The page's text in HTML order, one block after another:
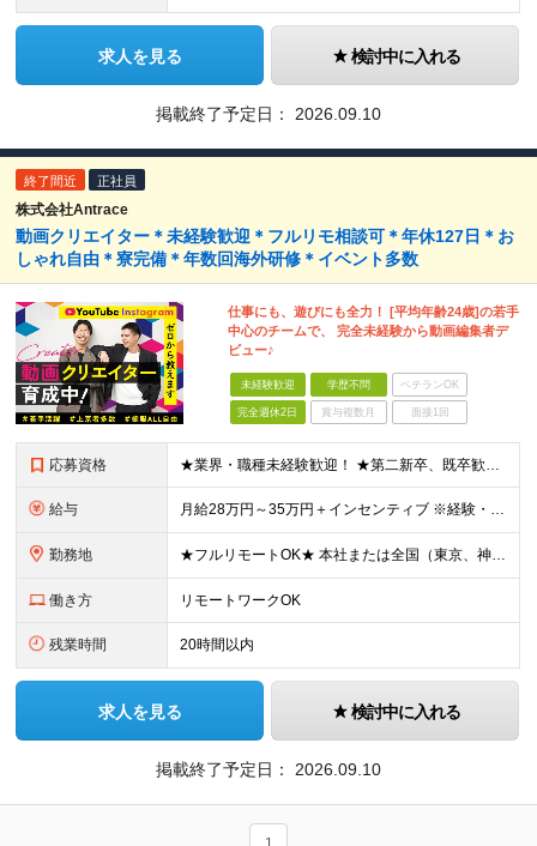
求人を見る 検討中に入れる
掲載終了予定日： 2026.09.10
終了間近 正社員
株式会社Antrace
動画クリエイター＊未経験歓迎＊フルリモ相談可＊年休127日＊お
しゃれ自由＊寮完備＊年数回海外研修＊イベント多数
仕事にも、遊びにも全力！ [平均年齢24歳]の若手
中心のチームで、 完全未経験から動画編集者デ
ビュー♪
未経験歓迎 学歴不問 ベテランOK
完全週休2日 賞与複数月 面接1回
応募資格 ★業界・職種未経験歓迎！ ★第二新卒、既卒歓迎！ ★社会人未経験歓迎！ ■こんな方におススメ！ ―――――――――― ◎動画編集に興味がある方 ◎SNSやYouTubeをよく見る・好きな方 ◎クリ
給与 月給28万円～35万円＋インセンティブ ※経験・スキルなどを考慮のうえ、決定します。 ※時間外手当は別途全額支給します。 ＼目標＋αで1本担当するごとに5000円！／ ひと月の目標本数以上の動画
勤務地 ★フルリモートOK★ 本社または全国（東京、神奈川、千葉、埼玉、大阪）にあるオフィスの利用も可能です！ ＜本社住所＞ 東京都豊島区南池袋1-16-15リージャス5階 ＜大阪支社＞ 大阪府大阪市北区
働き方 リモートワークOK
残業時間 20時間以内
求人を見る 検討中に入れる
掲載終了予定日： 2026.09.10